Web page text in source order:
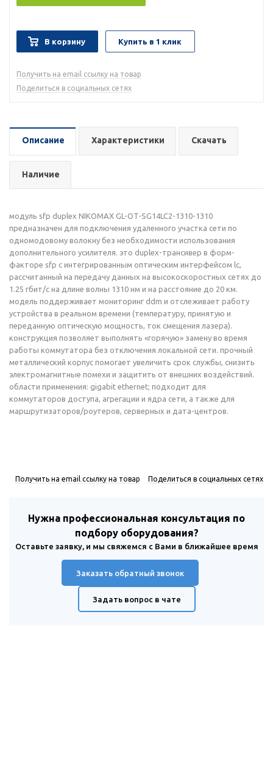
В корзину Купить в 1 клик
Получить на email ссылку на товар
Поделиться в социальных сетях
Описание Характеристики Скачать
Наличие
модуль sfp duplex NIKOMAX GL-OT-SG14LC2-1310-1310
предназначен для подключения удаленного участка сети по
одномодовому волокну без необходимости использования
дополнительного усилителя. это duplex-трансивер в форм-
факторе sfp с интегрированным оптическим интерфейсом lc,
рассчитанный на передачу данных на высокоскоростных сетях до
1.25 гбит/с на длине волны 1310 нм и на расстояние до 20 км.
модель поддерживает мониторинг ddm и отслеживает работу
устройства в реальном времени (температуру, принятую и
переданную оптическую мощность, ток смещения лазера).
конструкция позволяет выполнять «горячую» замену во время
работы коммутатора без отключения локальной сети. прочный
металлический корпус помогает увеличить срок службы, снизить
электромагнитные помехи и защитить от внешних воздействий.
области применения: gigabit ethernet; подходит для
коммутаторов доступа, агрегации и ядра сети, а также для
маршрутизаторов/роутеров, серверных и дата-центров.
Получить на email ссылку на товар Поделиться в социальных сетях
Нужна профессиональная консультация по
подбору оборудования?
Оставьте заявку, и мы свяжемся с Вами в ближайшее время
Заказать обратный звонок
Задать вопрос в чате